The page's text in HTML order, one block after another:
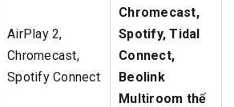
AirPlay 2,
Chromecast,
Spotify Connect
Chromecast,
Spotify, Tidal
Connect,
Beolink
Multiroom thế